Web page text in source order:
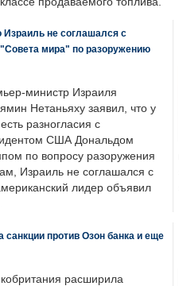
Израиль не соглашался с
мира" по разоружению
министр Израиля
Нетаньяху заявил, что у
разногласия с
США Дональдом
по вопросу разоружения
Израиль не соглашался с
лидер объявил
санкции против Озон банка и еще
расширила